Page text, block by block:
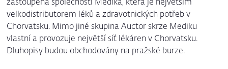
zastoupena společností Medika, která je největším
velkodistributorem léků a zdravotnických potřeb v
Chorvatsku. Mimo jiné skupina Auctor skrze Mediku
vlastní a provozuje největší síť lékáren v Chorvatsku.
Dluhopisy budou obchodovány na pražské burze.